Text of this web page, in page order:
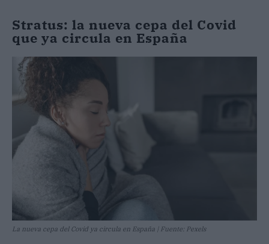
Stratus: la nueva cepa del Covid
que ya circula en España
La nueva cepa del Covid ya circula en España | Fuente: Pexels